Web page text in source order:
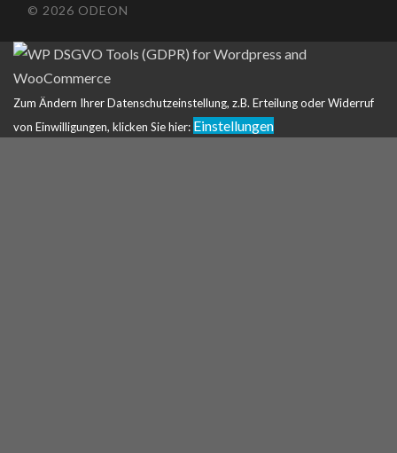
© 2026 ODEON
Zum Ändern Ihrer Datenschutzeinstellung, z.B. Erteilung oder Widerruf
von Einwilligungen, klicken Sie hier: Einstellungen